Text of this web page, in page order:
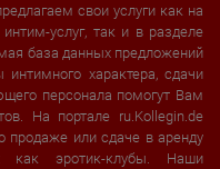
свои услуги как на
услуг, так и в разделе
база данных предложений
характера, сдачи
персонала помогут Вам
На портале ru.Kollegin.de
продаже или сдаче в аренду
как эротик-клубы. Наши